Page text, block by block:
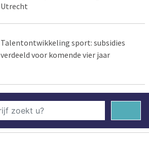
Utrecht
Talentontwikkeling sport: subsidies
verdeeld voor komende vier jaar